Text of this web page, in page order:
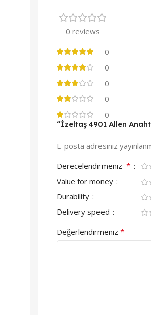
0 reviews
0
0
0
0
0
“İzeltaş 4901 Allen
E-posta adresiniz
Derecelendirmeniz *
Value for money
Durability
Delivery speed
Değerlendirmeniz *